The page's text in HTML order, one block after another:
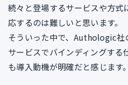
続々と登場するサービスや方式
応するのは難しいと思います。
そういった中で、Authologic社
サービスでバインディングする
も導入動機が明確だと感じます。